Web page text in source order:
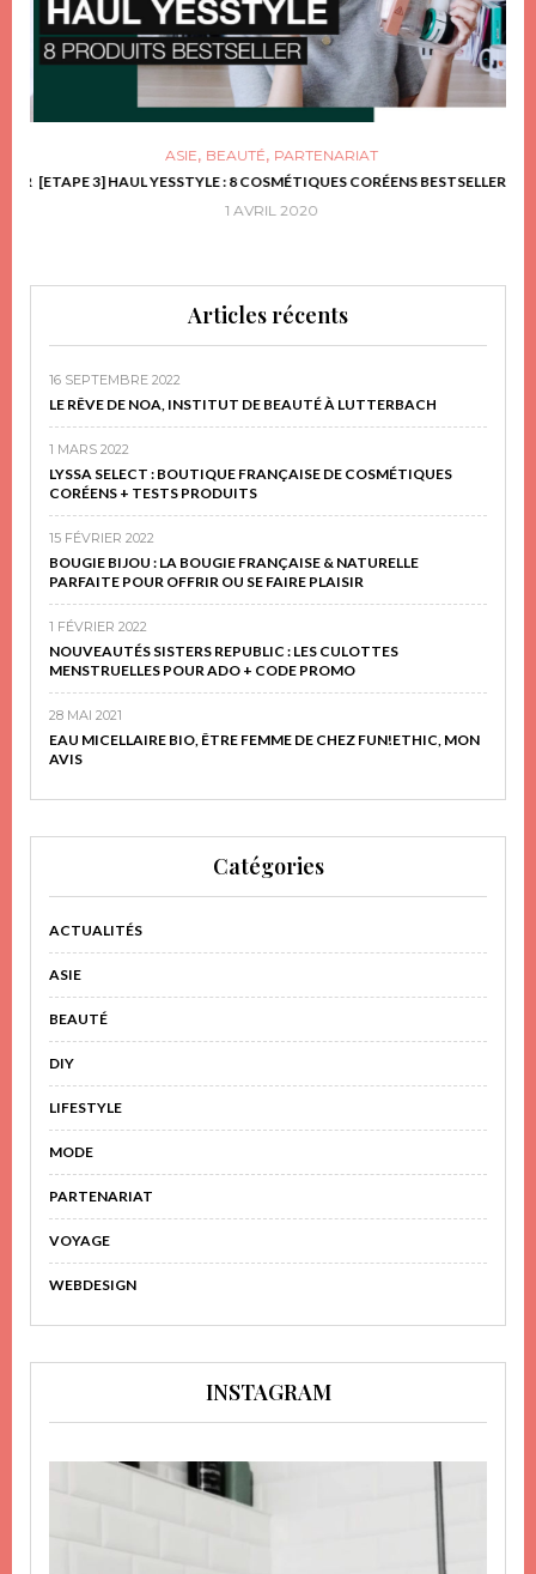
ASIE, BEAUTÉ, PARTENARIAT
[ETAPE 3] HAUL YESSTYLE : 8 COSMÉTIQUES CORÉENS BESTSELLER
1 AVRIL 2020
Articles récents
16 SEPTEMBRE 2022
LE RÊVE DE NOA, INSTITUT DE BEAUTÉ À LUTTERBACH
1 MARS 2022
LYSSA SELECT : BOUTIQUE FRANÇAISE DE COSMÉTIQUES
CORÉENS + TESTS PRODUITS
15 FÉVRIER 2022
BOUGIE BIJOU : LA BOUGIE FRANÇAISE & NATURELLE
PARFAITE POUR OFFRIR OU SE FAIRE PLAISIR
1 FÉVRIER 2022
NOUVEAUTÉS SISTERS REPUBLIC : LES CULOTTES
MENSTRUELLES POUR ADO + CODE PROMO
28 MAI 2021
EAU MICELLAIRE BIO, ÊTRE FEMME DE CHEZ FUN!ETHIC, MON
AVIS
Catégories
ACTUALITÉS
ASIE
BEAUTÉ
DIY
LIFESTYLE
MODE
PARTENARIAT
VOYAGE
WEBDESIGN
INSTAGRAM